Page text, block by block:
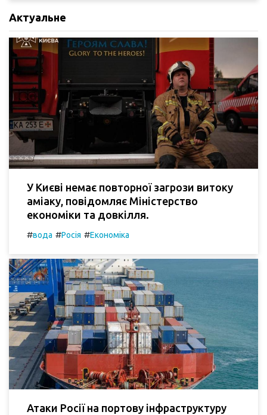
Актуальне
У Києві немає повторної загрози витоку
аміаку, повідомляє Міністерство
економіки та довкілля.
#вода #Росія #Економіка
Атаки Росії на портову інфраструктуру